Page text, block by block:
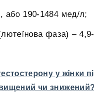
або 190-1484 мед/л;
фаза) –
у жінки
чи знижений?